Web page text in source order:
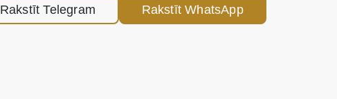
Rakstīt Telegram Rakstīt WhatsApp